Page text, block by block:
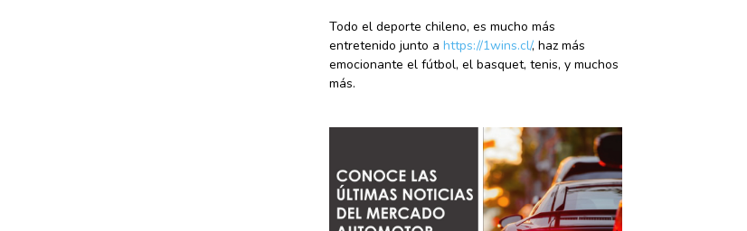
Todo el deporte chileno, es mucho más
entretenido junto a https://1wins.cl/, haz más
emocionante el fútbol, el basquet, tenis, y muchos
más.